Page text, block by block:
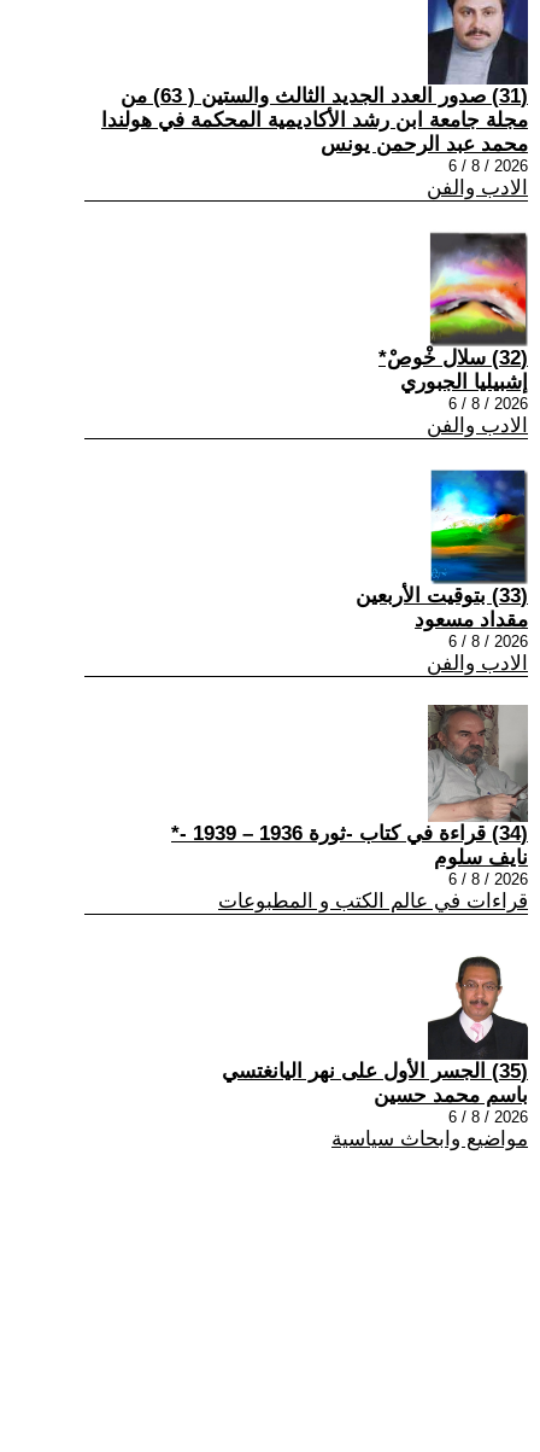
(31) صدور العدد الجديد الثالث والستين ( 63) من
مجلة جامعة ابن رشد الأكاديمية المحكمة في هولندا
محمد عبد الرحمن يونس
2026 / 8 / 6
الادب والفن
(32) سلال خْوصْ*
إشبيليا الجبوري
2026 / 8 / 6
الادب والفن
(33) بتوقيت الأربعين
مقداد مسعود
2026 / 8 / 6
الادب والفن
(34) قراءة في كتاب -ثورة 1936 – 1939 -*
نايف سلوم
2026 / 8 / 6
قراءات في عالم الكتب و المطبوعات
(35) الجسر الأول على نهر اليانغتسي
باسم محمد حسين
2026 / 8 / 6
مواضيع وابحاث سياسية